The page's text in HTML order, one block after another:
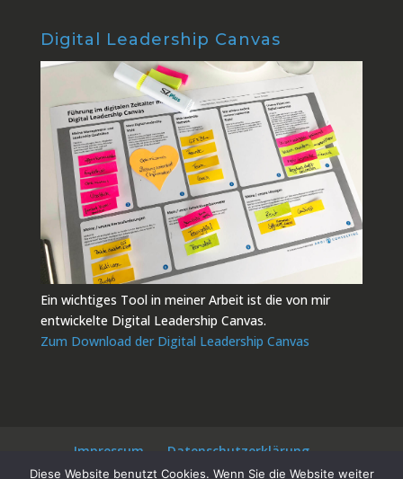
Digital Leadership Canvas
Ein wichtiges Tool in meiner Arbeit ist die von mir
entwickelte Digital Leadership Canvas.
Zum Download der Digital Leadership Canvas
Impressum
Datenschutzerklärung
Kontakt
Diese Website benutzt Cookies. Wenn Sie die Website weiter